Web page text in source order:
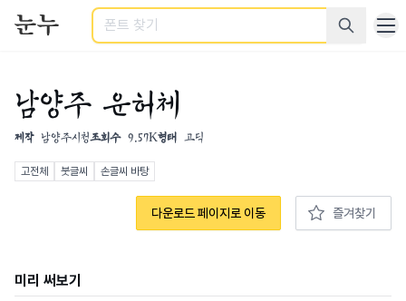
검색
남양주 운허체
제작 남양주시청조회수 9.57K형태 고딕
고전체 붓글씨 손글씨 바탕
다운로드 페이지로 이동 즐겨찾기
미리 써보기